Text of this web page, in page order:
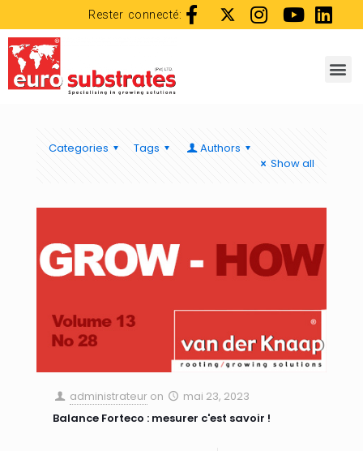
Rester connecté:
Categories Tags
Authors
Show all
administrateur on
mai 23, 2023
Balance Forteco : mesurer c'est savoir !